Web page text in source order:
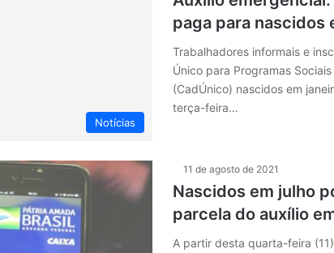
Notícias
paga para nascidos
Trabalhadores informais e
Único para Programas
(CadÚnico) nascidos em
terça-feira…
11 de agosto de 2021
Nascidos em julho
parcela do auxílio
A partir desta quarta-feira